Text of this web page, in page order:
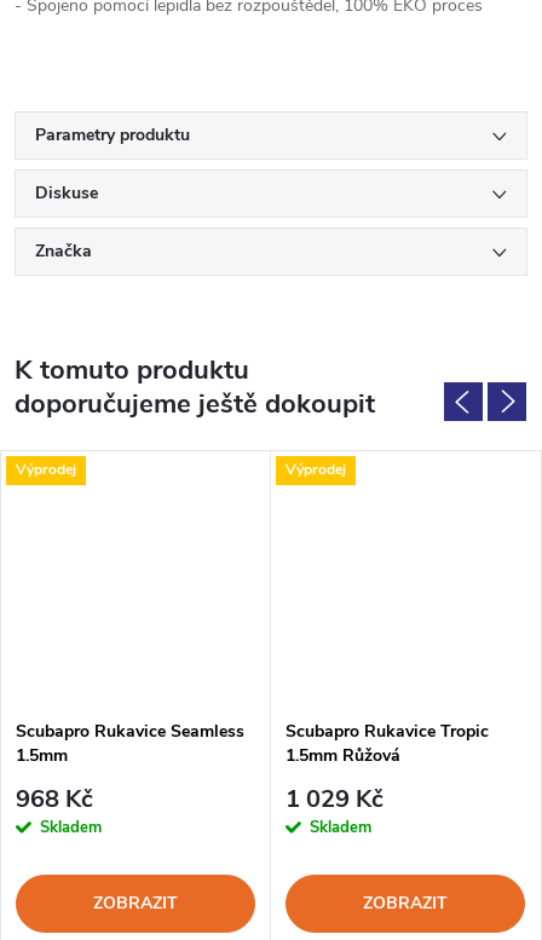
- Spojeno pomocí lepidla bez rozpouštědel, 100% EKO proces
Parametry produktu
Diskuse
Značka
K tomuto produktu
doporučujeme ještě dokoupit
Výprodej
Scubapro Rukavice Seamless
1.5mm
968 Kč
Skladem
ZOBRAZIT
Výprodej
Scubapro Rukavice Tropic
1.5mm Růžová
1 029 Kč
Skladem
ZOBRAZIT